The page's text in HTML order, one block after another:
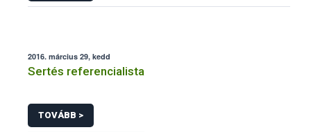
2016. március 29, kedd
Sertés referencialista
TOVÁBB >